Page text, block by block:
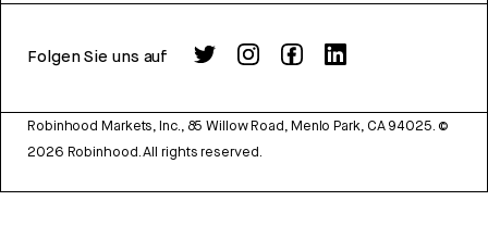
Folgen Sie uns auf
Robinhood Markets, Inc., 85 Willow Road, Menlo Park, CA 94025. ©
2026 Robinhood. All rights reserved.